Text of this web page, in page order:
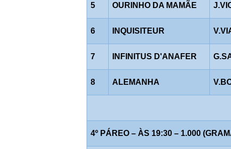
5 OURINHO DA MAMÃE
6 INQUISITEUR
7 INFINITUS D'ANAFER
8 ALEMANHA
4º PÁREO – ÀS 19:30 – 1.000